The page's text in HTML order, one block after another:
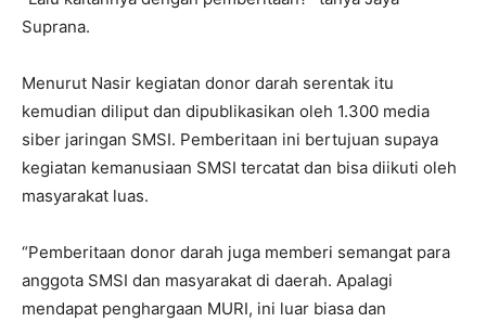
Suprana.
Menurut Nasir kegiatan donor darah serentak itu
kemudian diliput dan dipublikasikan oleh 1.300 media
siber jaringan SMSI. Pemberitaan ini bertujuan supaya
kegiatan kemanusiaan SMSI tercatat dan bisa diikuti oleh
masyarakat luas.
“Pemberitaan donor darah juga memberi semangat para
anggota SMSI dan masyarakat di daerah. Apalagi
mendapat penghargaan MURI, ini luar biasa dan